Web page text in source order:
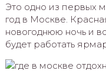
Это одно из первых
год в Москве.
новогоднюю ночь и
будет работать